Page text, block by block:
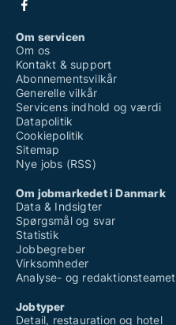
Om servicen
Om os
Kontakt & support
Abonnementsvilkår
Generelle vilkår
Servicens indhold og værdi
Datapolitik
Cookiepolitik
Sitemap
Nye jobs (RSS)
Om jobmarkedet i Danmark
Data & Indsigter
Spørgsmål og svar
Statistik
Jobbegreber
Virksomheder
Analyse- og redaktionsteamet
Jobtyper
Detail, restauration og hotel